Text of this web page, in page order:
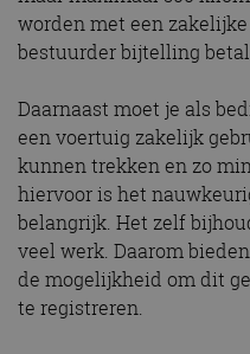
worden met een
bestuurder bijtelling
Daarnaast moet je als
een voertuig zakelijk
kunnen trekken en zo
hiervoor is het
belangrijk. Het zelf
veel werk. Daarom
de mogelijkheid om dit
te registreren.